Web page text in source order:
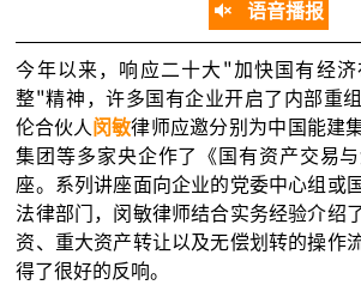
语音播报
今年以来，响应二十大"加快国有经济
整"精神，许多国有企业开启了内部重
伦合伙人 闵敏律师应邀分别为中国能建
集团等多家央企作了《国有资产交易
座。系列讲座面向企业的党委中心组或
法律部门，闵敏律师结合实务经验介绍
资、重大资产转让以及无偿划转的操作
得了很好的反响。